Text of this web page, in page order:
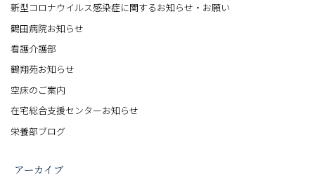
新型コロナウイルス感染症に関するお知らせ・お願い
鶴田病院お知らせ
看護介護部
鶴翔苑お知らせ
空床のご案内
在宅総合支援センターお知らせ
栄養部ブログ
アーカイブ